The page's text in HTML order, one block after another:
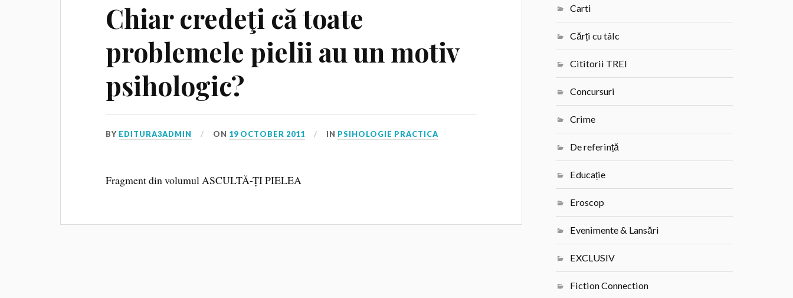
Chiar credeţi că toate
problemele pielii au un motiv
psihologic?
BY EDITURA3ADMIN ON 19 OCTOBER 2011 IN PSIHOLOGIE PRACTICA
Fragment din volumul ASCULTĂ-ȚI PIELEA
Carti
Cărți cu tâlc
Cititorii TREI
Concursuri
Crime
De referință
Educație
Eroscop
Evenimente & Lansări
EXCLUSIV
Fiction Connection